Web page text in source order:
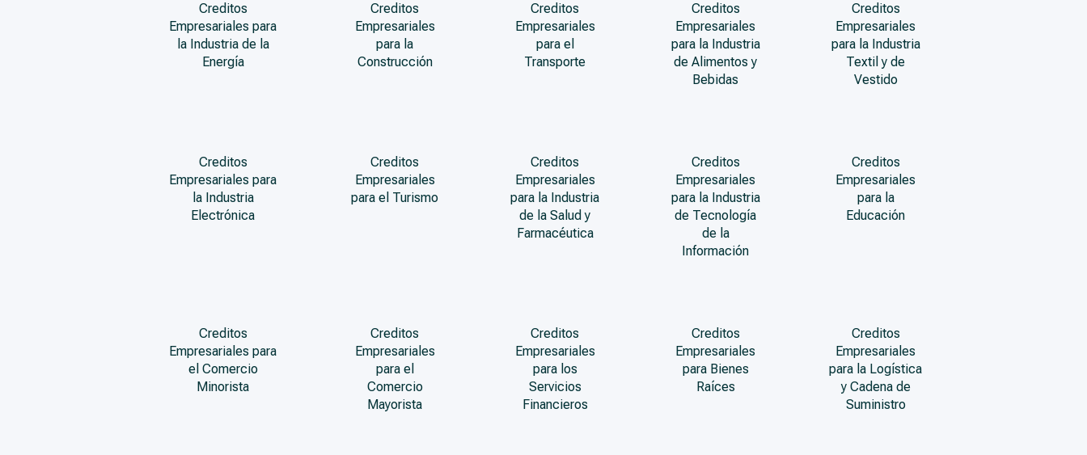
Creditos
Empresariales para
la Industria de la
Energía
Creditos
Empresariales
para la
Construcción
Creditos
Empresariales
para el
Transporte
Creditos
Empresariales
para la Industria
de Alimentos y
Bebidas
Creditos
Empresariales
para la Industria
Textil y de
Vestido
Creditos
Empresariales para
la Industria
Electrónica
Creditos
Empresariales
para el Turismo
Creditos
Empresariales
para la Industria
de la Salud y
Farmacéutica
Creditos
Empresariales
para la Industria
de Tecnología
de la
Información
Creditos
Empresariales
para la
Educación
Creditos
Empresariales para
el Comercio
Minorista
Creditos
Empresariales
para el
Comercio
Mayorista
Creditos
Empresariales
para los
Servicios
Financieros
Creditos
Empresariales
para Bienes
Raíces
Creditos
Empresariales
para la Logística
y Cadena de
Suministro